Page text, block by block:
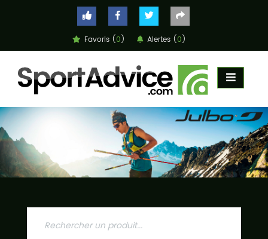
Favoris (0) Alertes (0)
COMPARATEUR
CONSEILS
CONTACT